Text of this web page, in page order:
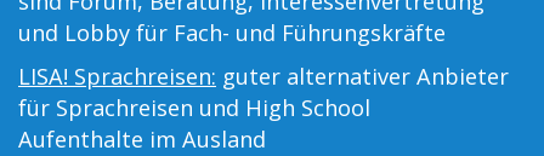
und Lobby für Fach- und Führungskräfte
LISA! Sprachreisen: guter alternativer Anbieter
für Sprachreisen und High School
Aufenthalte im Ausland